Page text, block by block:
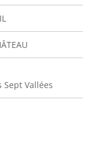
Vallées